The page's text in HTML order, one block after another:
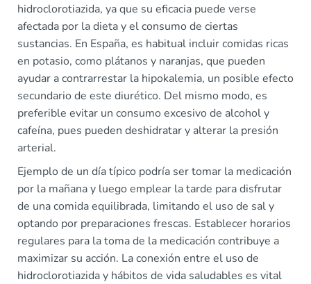
hidroclorotiazida, ya que su eficacia puede verse
afectada por la dieta y el consumo de ciertas
sustancias. En España, es habitual incluir comidas ricas
en potasio, como plátanos y naranjas, que pueden
ayudar a contrarrestar la hipokalemia, un posible efecto
secundario de este diurético. Del mismo modo, es
preferible evitar un consumo excesivo de alcohol y
cafeína, pues pueden deshidratar y alterar la presión
arterial.
Ejemplo de un día típico podría ser tomar la medicación
por la mañana y luego emplear la tarde para disfrutar
de una comida equilibrada, limitando el uso de sal y
optando por preparaciones frescas. Establecer horarios
regulares para la toma de la medicación contribuye a
maximizar su acción. La conexión entre el uso de
hidroclorotiazida y hábitos de vida saludables es vital